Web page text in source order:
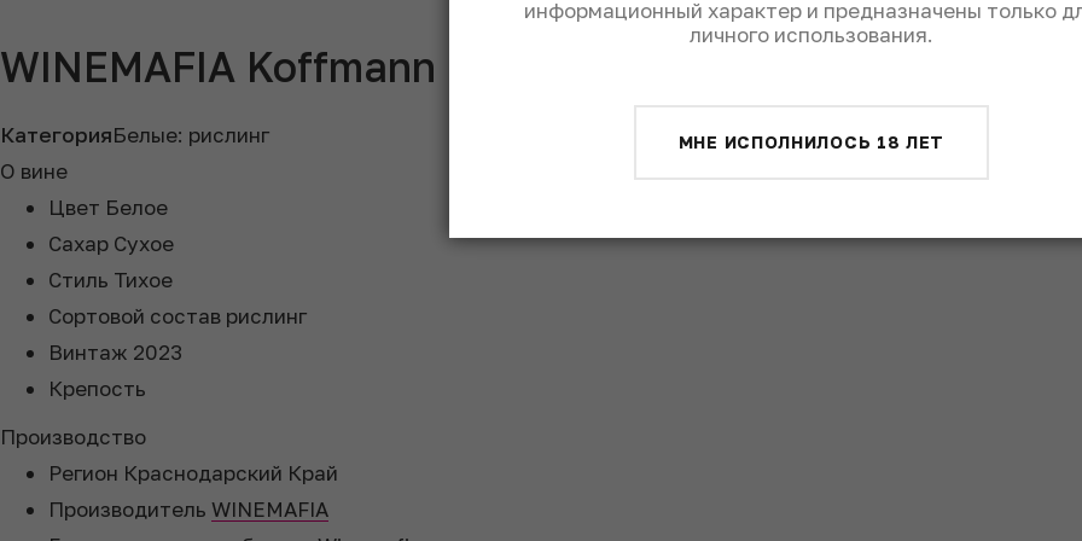
WINEMAFIA Koffmann Orange
КатегорияБелые: рислинг
О вине
Цвет Белое
Сахар Сухое
Стиль Тихое
Сортовой состав рислинг
Винтаж 2023
Крепость
Производство
Регион Краснодарский Край
Производитель WINEMAFIA
информационный характер и предназначены только
личного использования.
МНЕ ИСПОЛНИЛОСЬ 18 ЛЕТ